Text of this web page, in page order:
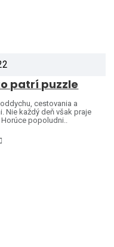
patrí puzzle
cestovania a
Nie každý deň však praje
popoludni..